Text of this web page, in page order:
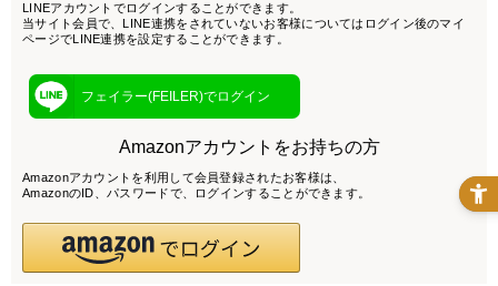
LINEアカウントでログインすることができます。
当サイト会員で、LINE連携をされていないお客様についてはログイン後のマイ
ページでLINE連携を設定することができます。
フェイラー(FEILER)でログイン
Amazonアカウントをお持ちの方
Amazonアカウントを利用して会員登録されたお客様は、
AmazonのID、パスワードで、ログインすることができます。